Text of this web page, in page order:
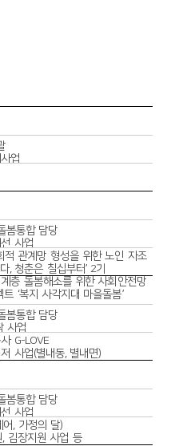
업
봄통합 담당
사업
적 관계망 형성을 위한 노인 자조
, 청춘은 칠십부터’ 2기
층 돌봄해소를 위한 사회안전망
‘복지 사각지대 마을돌봄’
봄통합 담당
사업
G-LOVE
사업(별내동, 별내면)
봄통합 담당
사업
, 가정의 달)
김장지원 사업 등